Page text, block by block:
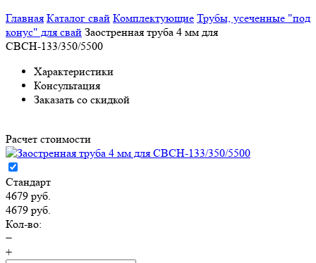
Главная Каталог свай Комплектующие Трубы, усеченные "под
конус" для свай Заостренная труба 4 мм для
СВСН-133/350/5500
Характеристики
Консультация
Заказать со скидкой
Расчет стоимости
Стандарт
4679 руб.
4679 руб.
Кол-во:
−
+